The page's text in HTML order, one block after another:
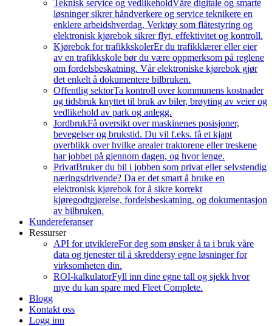
Teknisk service og vedlikeholdVåre digitale og smarte
løsninger sikrer håndverkere og service teknikere en
enklere arbeidshverdag. Verktøy som flåtestyring og
elektronisk kjørebok sikrer flyt, effektivitet og kontroll.
Kjørebok for trafikkskolerEr du trafikklærer eller eier
av en trafikkskole bør du være oppmerksom på reglene
om fordelsbeskatning. Vår elektroniske kjørebok gjør
det enkelt å dokumentere bilbruken.
Offentlig sektorTa kontroll over kommunens kostnader
og tidsbruk knyttet til bruk av biler, brøyting av veier og
vedlikehold av park og anlegg.
JordbrukFå oversikt over maskinenes posisjoner,
bevegelser og brukstid. Du vil f.eks. få et kjapt
overblikk over hvilke arealer traktorene eller treskene
har jobbet på gjennom dagen, og hvor lenge.
PrivatBruker du bil i jobben som privat eller selvstendig
næringsdrivende? Da er det smart å bruke en
elektronisk kjørebok for å sikre korrekt
kjøregodtgjørelse, fordelsbeskatning, og dokumentasjon
av bilbruken.
Kundereferanser
Ressurser
API for utviklereFor deg som ønsker å ta i bruk våre
data og tjenester til å skreddersy egne løsninger for
virksomheten din.
ROI-kalkulatorFyll inn dine egne tall og sjekk hvor
mye du kan spare med Fleet Complete.
Blogg
Kontakt oss
Logg inn